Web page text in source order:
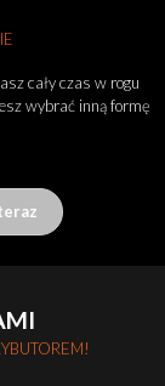
cały czas w rogu
wybrać inną formę